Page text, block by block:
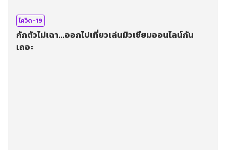
โควิด-19
กักตัวไม่เฉา...ออกไปเที่ยวเล่นมิวเซียมออนไลน์กัน
เถอะ